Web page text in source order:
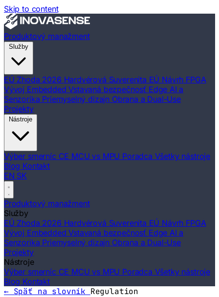
Skip to content
Produktový manažment
EÚ Zhoda 2026 Hardvérová Suverenita EÚ Návrh FPGA
Vývoj EmbeddedVstavaná bezpečnosť Edge AI a
Senzorika Priemyselný dizajn Obrana a Dual-Use
Projekty
Výber smerníc CE MCU vs MPU Poradca Všetky nástroje
Blog Kontakt
EN SK
Produktový manažment
Služby
EÚ Zhoda 2026 Hardvérová Suverenita EÚ Návrh FPGA
Vývoj EmbeddedVstavaná bezpečnosť Edge AI a
Senzorika Priemyselný dizajn Obrana a Dual-Use
Projekty
Nástroje
Výber smerníc CE MCU vs MPU Poradca Všetky nástroje
Blog Kontakt
← Späť na slovník Regulation